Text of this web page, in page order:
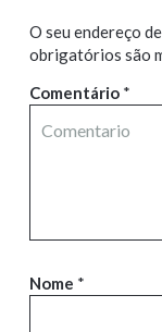
O seu endereço
obrigatórios são
Comentário *
Nome *